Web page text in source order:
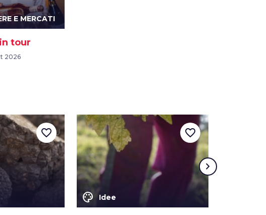
E MERCATI
tour
2026
favorite_border
color_lens Idee
favorite_border
chevron_right